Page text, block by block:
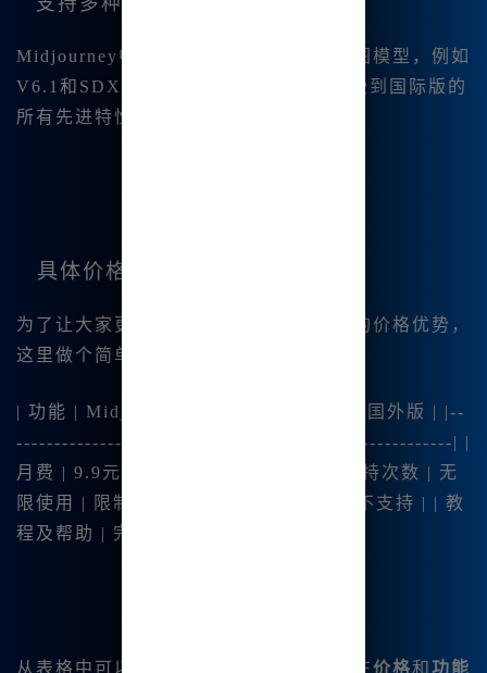
Midjourney中文版集成了多种高效的绘图模型，例如
V6.1和SDXL等。这意味着，我可以享受到国际版的
所有先进特性，却不需要高昂的费用。
具体价格对比
为了让大家更直观地了解到Midjourney的价格优势，
这里做个简单的对比：
| 功能 | Midjourney国内版 | Midjourney国外版 | |--
-----------------|------------------|---------------------| |
月费 | 9.9元 | 400元（约57美元） | | 支持次数 | 无
限使用 | 限制使用 | | 中文支持 | 支持 | 不支持 | | 教
程及帮助 | 完善 | 有限 |
从表格中可以看出，Midjourney国内版在价格和 功能